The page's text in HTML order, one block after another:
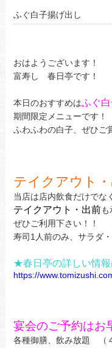
ふぐ白子揚げ出し
おはようございます！
富寿し 春日亭です！
本日のおすすめはふぐ
期間限定メニューです！
ふわふわの白子、ぜひご
テイクアウト・
当店は店内飲食だけでなく
テイクアウト・出前も
ぜひご利用下さい！！
寿司1人前のみ、サラダ
★春日亭の詳しい情報
https://
宴会のご予約はお
各種御膳、飲み放題 （